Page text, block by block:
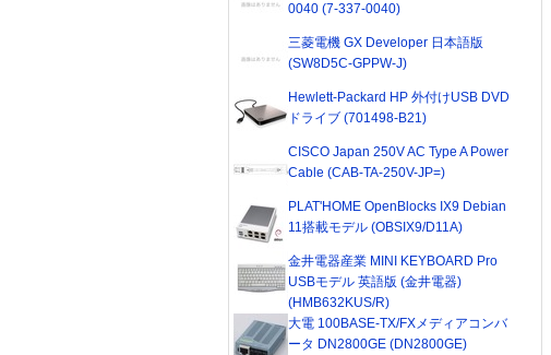
0040 (7-337-0040)
三菱電機 GX Developer 日本語版
(SW8D5C-GPPW-J)
Hewlett-Packard HP 外付けUSB DVD
ドライブ (701498-B21)
CISCO Japan 250V AC Type A Power
Cable (CAB-TA-250V-JP=)
PLAT'HOME OpenBlocks IX9 Debian
11搭載モデル (OBSIX9/D11A)
金井電器産業 MINI KEYBOARD Pro
USBモデル 英語版 (金井電器)
(HMB632KUS/R)
大電 100BASE-TX/FXメディアコンバ
ータ DN2800GE (DN2800GE)